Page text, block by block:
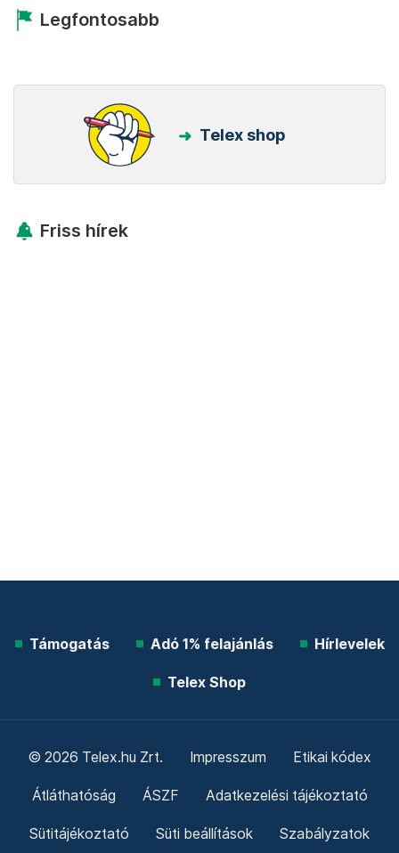
Legfontosabb
Telex shop
Friss hírek
Támogatás Adó 1% felajánlás Hírlevelek
Telex Shop
© 2026 Telex.hu Zrt. Impresszum Etikai kódex
Átláthatóság ÁSZF Adatkezelési tájékoztató
Sütitájékoztató Süti beállítások Szabályzatok